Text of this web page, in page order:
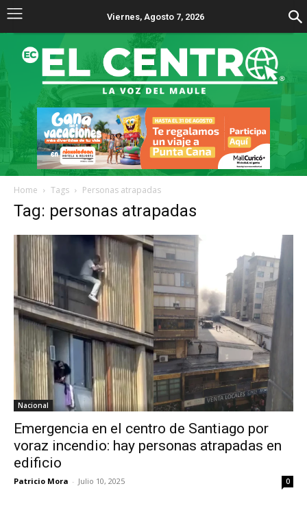
Viernes, Agosto 7, 2026
Home Tags Personas atrapadas
Tag: personas atrapadas
Nacional
Emergencia en el centro de Santiago por
voraz incendio: hay personas atrapadas en
edificio
Patricio Mora - Julio 10, 2025 0